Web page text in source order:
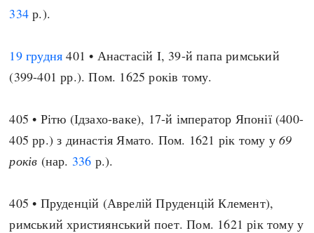
334 р.).
19 грудня 401 • Анастасій I, 39-й папа римський
(399-401 рр.). Пом. 1625 років тому.
405 • Рітю (Ідзахо-ваке), 17-й імператор Японії (400-
405 рр.) з династія Ямато. Пом. 1621 рік тому у69
років (нар. 336 р.).
405 • Пруденцій (Аврелій Пруденцій Клемент),
римський християнський поет. Пом. 1621 рік тому у